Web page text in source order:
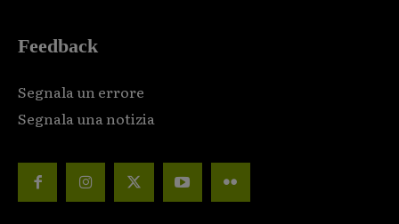
Feedback
Segnala un errore
Segnala una notizia